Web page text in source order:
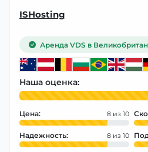
ISHosting
Аренда VDS в
Наша оценка:
Цена: 8
Надежность: 8